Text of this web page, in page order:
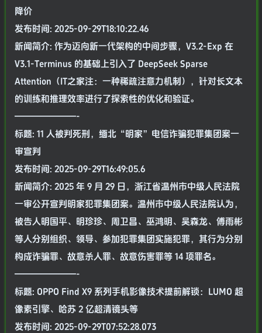
降价
发布时间: 2025-09-29T18:10:22.46
新闻简介: 作为迈向新一代架构的中间步骤，V3.2-Exp 在
V3.1-Terminus 的基础上引入了 DeepSeek Sparse
Attention（IT之家注：一种稀疏注意力机制），针对长文本
的训练和推理效率进行了探索性的优化和验证。
———————-
标题: 11 人被判死刑，缅北“明家”电信诈骗犯罪集团案一
审宣判
发布时间: 2025-09-29T16:49:05.6
新闻简介: 2025 年 9 月 29 日，浙江省温州市中级人民法院
一审公开宣判明家犯罪集团案。温州市中级人民法院认为，
被告人明国平、明珍珍、周卫昌、巫鸿明、吴森龙、傅雨彬
等人分别组织、领导、参加犯罪集团实施犯罪，其行为分别
构成诈骗罪、故意杀人罪、故意伤害罪等 14 项罪名。
———————-
标题: OPPO Find X9 系列手机影像技术提前解锁：LUMO 超
像素引擎、哈苏 2 亿超清镜头等
发布时间: 2025-09-29T07:52:28.073